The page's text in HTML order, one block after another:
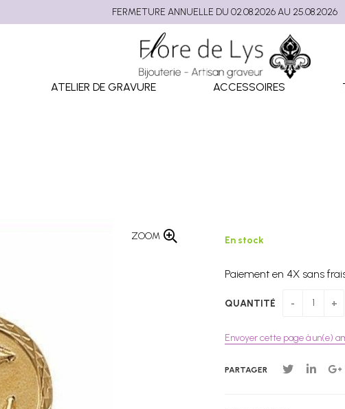
ATELIER DE GRAVURE ACCESSOIRES
ZOOM En stock
Paiement en 4X sans
QUANTITÉ
Envoyer cette page à un(e)
PARTAGER
FERMETURE ANNUELLE DU 02.08.2026 AU 25.08.2026